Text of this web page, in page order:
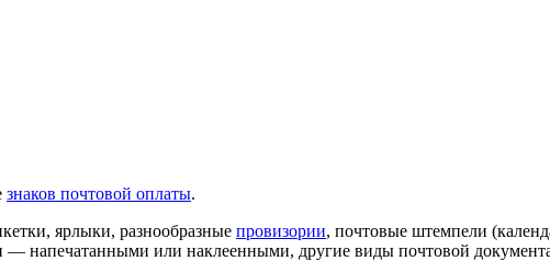
знаков почтовой оплаты.
ярлыки, разнообразные провизории, почтовые штемпели
— напечатанными или наклеенными, другие виды почтовой